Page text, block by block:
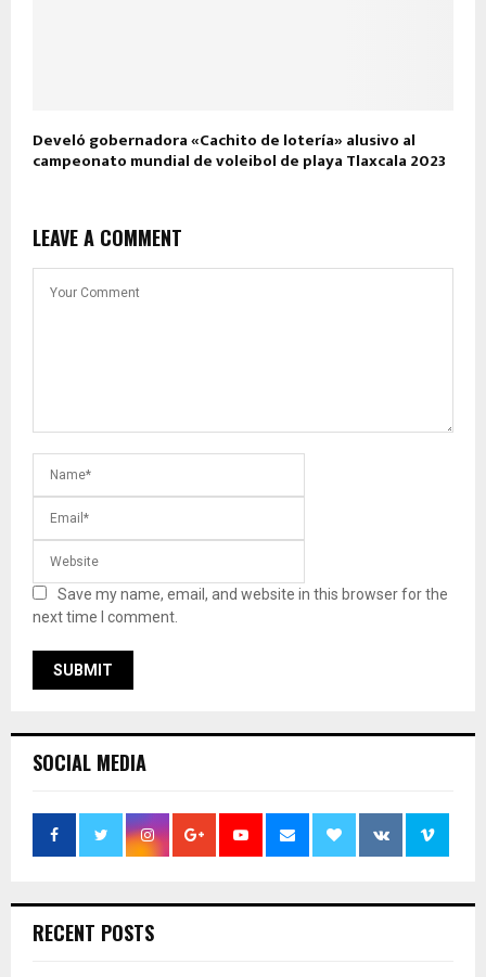
Develó gobernadora «Cachito de lotería» alusivo al
campeonato mundial de voleibol de playa Tlaxcala 2023
LEAVE A COMMENT
Save my name, email, and website in this browser for the
next time I comment.
SOCIAL MEDIA
RECENT POSTS